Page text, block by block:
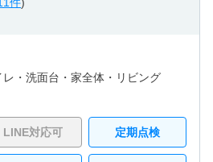
レ・ 洗面台・ 家全体・ リビング
LINE対応可 定期点検